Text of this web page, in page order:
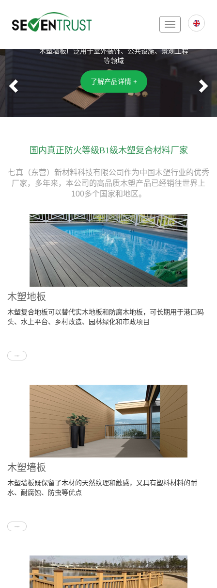
Toggle
navigation
木塑复合墙板
木塑墙板广泛用于室外装饰、公共设施、景观工程
等领域
了解产品详情 +
Previous
国内真正防火等级B1级木塑复合材料厂家
七真（东营）新材料科技有限公司作为中国木塑行业的优秀
厂家，多年来，本公司的高品质木塑产品已经销往世界上
100多个国家和地区。
木塑地板
木塑复合地板可以替代实木地板和防腐木地板，可长期用于港口码
头、水上平台、乡村改造、园林绿化和市政项目
木塑墙板
木塑墙板既保留了木材的天然纹理和触感，又具有塑料材料的耐
水、耐腐蚀、防虫等优点